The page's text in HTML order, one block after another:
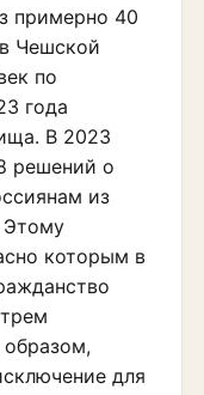
примерно 40
Чешской
по
года
В 2023
решений о
из
Этому
которым в
для